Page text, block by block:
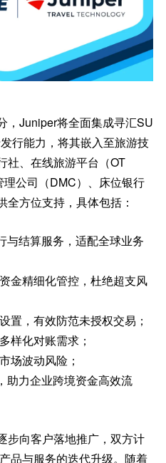
，Juniper将全面集成寻汇SU
行能力，将其嵌入至旅游技
社、在线旅游平台（OT
公司（DMC）、床位银行
全方位支持，具体包括：
与结算服务，适配全球业务
金精细化管控，杜绝超支风
置，有效防范未授权交易；
样化对账需求；
场波动风险；
助力企业跨境资金高效流
步向客户落地推广，双方计
品与服务的迭代升级。随着